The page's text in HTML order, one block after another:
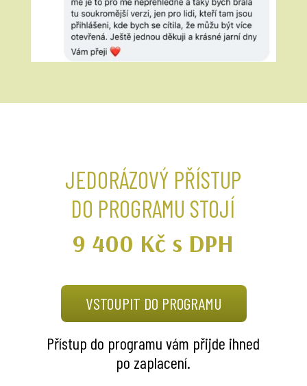
JEDORÁZOVÝ PŘÍSTUP
DO PROGRAMU STOJÍ
9 400 Kč s DPH
VSTOUPIT DO PROGRAMU
Přístup do programu vám přijde ihned
po zaplacení.